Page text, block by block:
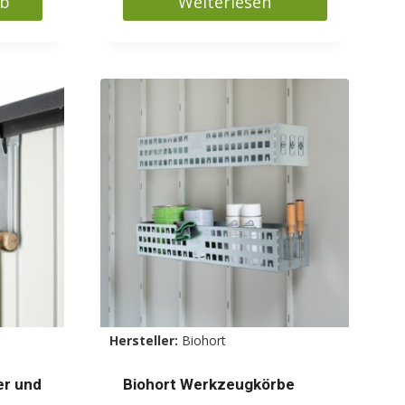
und
Hersteller: Biohort
Biohort Werkzeugkörbe